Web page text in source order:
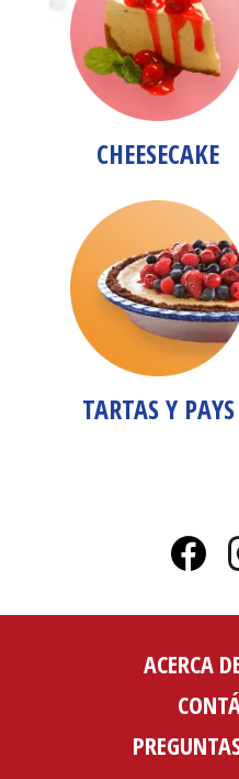
CHEESECAKE
TARTAS Y PAYS
ACERCA